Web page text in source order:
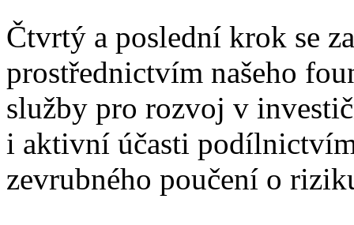
Čtvrtý a poslední krok se
prostřednictvím našeho
služby pro rozvoj v
i aktivní účasti
zevrubného poučení o